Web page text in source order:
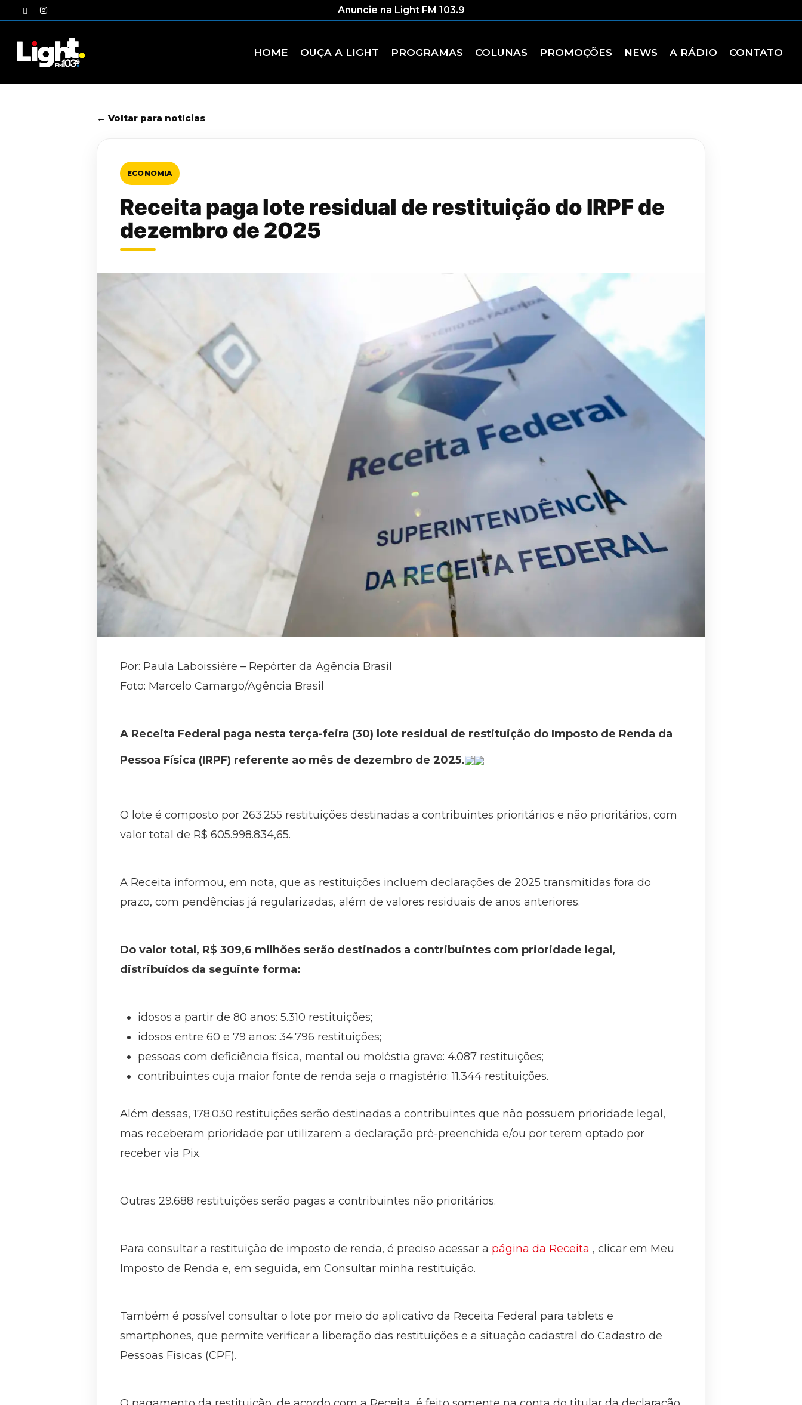
to
twitterinstagram Anuncie na Light FM 103.9
HOME OUÇA A LIGHT PROGRAMAS COLUNAS PROMOÇÕES NEWS A RÁDIO CONTATO
← Voltar para notícias
ECONOMIA
Receita paga lote residual de restituição do IRPF de
dezembro de 2025
Por: Paula Laboissière – Repórter da Agência Brasil
Foto: Marcelo Camargo/Agência Brasil
A Receita Federal paga nesta terça-feira (30) lote residual de restituição do Imposto de Renda da
Pessoa Física (IRPF) referente ao mês de dezembro de 2025.
O lote é composto por 263.255 restituições destinadas a contribuintes prioritários e não prioritários, com
valor total de R$ 605.998.834,65.
A Receita informou, em nota, que as restituições incluem declarações de 2025 transmitidas fora do
prazo, com pendências já regularizadas, além de valores residuais de anos anteriores.
Do valor total, R$ 309,6 milhões serão destinados a contribuintes com prioridade legal,
distribuídos da seguinte forma:
idosos a partir de 80 anos: 5.310 restituições;
idosos entre 60 e 79 anos: 34.796 restituições;
pessoas com deficiência física, mental ou moléstia grave: 4.087 restituições;
contribuintes cuja maior fonte de renda seja o magistério: 11.344 restituições.
Além dessas, 178.030 restituições serão destinadas a contribuintes que não possuem prioridade legal,
mas receberam prioridade por utilizarem a declaração pré-preenchida e/ou por terem optado por
receber via Pix.
Outras 29.688 restituições serão pagas a contribuintes não prioritários.
Para consultar a restituição de imposto de renda, é preciso acessar a página da Receita , clicar em Meu
Imposto de Renda e, em seguida, em Consultar minha restituição.
Também é possível consultar o lote por meio do aplicativo da Receita Federal para tablets e
smartphones, que permite verificar a liberação das restituições e a situação cadastral do Cadastro de
Pessoas Físicas (CPF).